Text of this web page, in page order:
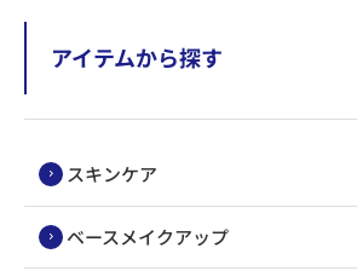
アイテムから探す
スキンケア
ベースメイクアップ